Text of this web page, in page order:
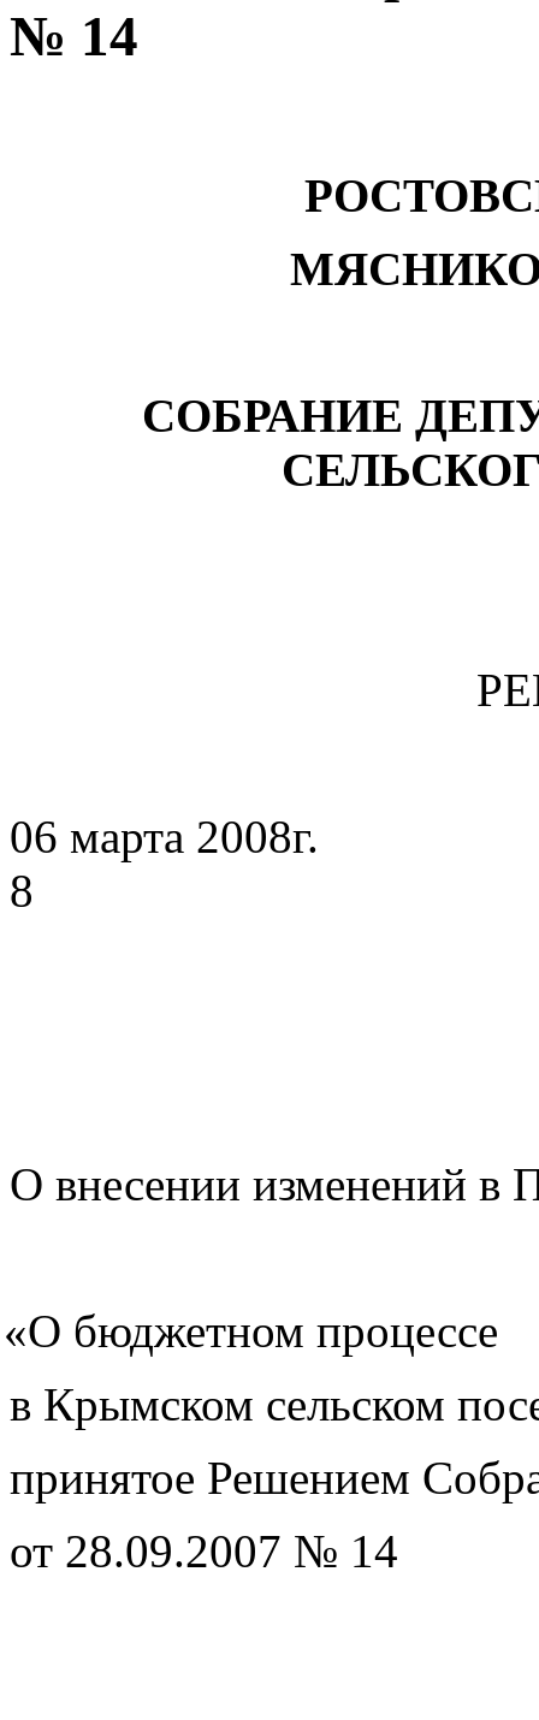
№ 14
СОБРАНИЕ
06 марта
8 с.
О внесении изменений в
«О бюджетном процессе
в Крымском сельском
принятое Решением
от 28.09.2007 № 14